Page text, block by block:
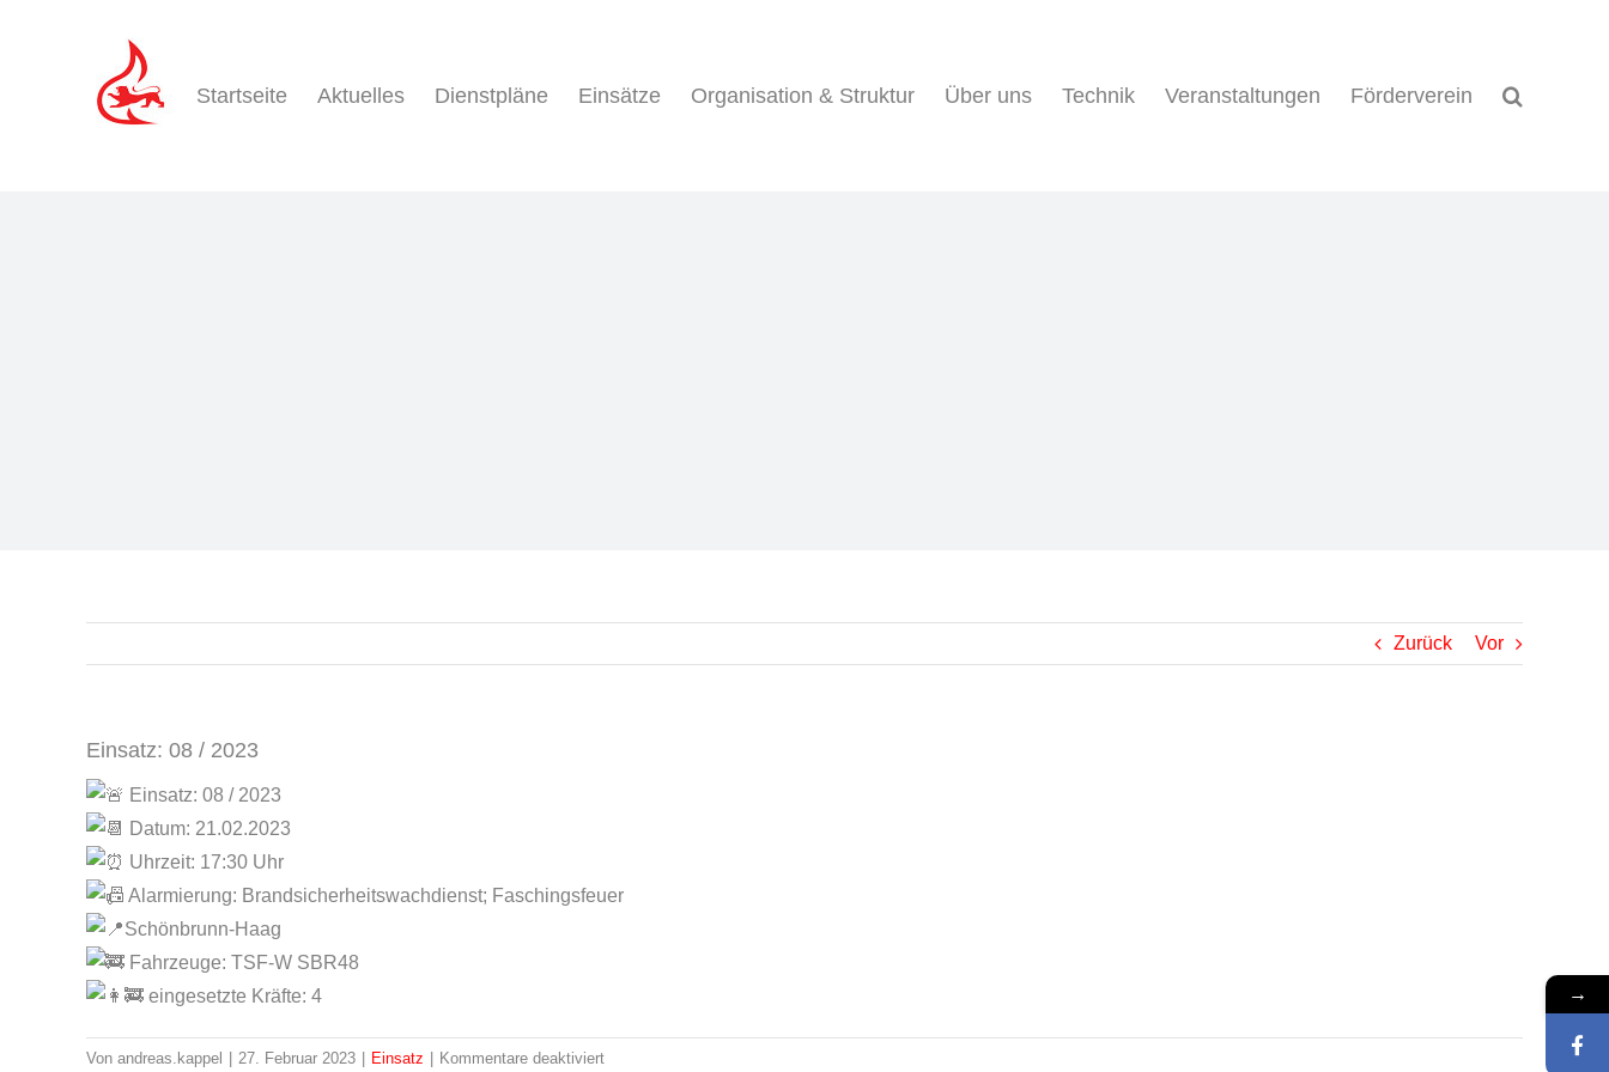
Startseite Aktuelles Dienstpläne Einsätze Organisation & Struktur Über uns Technik Veranstaltungen Förderverein
Zurück Vor
Einsatz: 08 / 2023
Einsatz: 08 / 2023
Datum: 21.02.2023
Uhrzeit: 17:30 Uhr
Alarmierung: Brandsicherheitswachdienst; Faschingsfeuer
Schönbrunn-Haag
Fahrzeuge: TSF-W SBR48
eingesetzte Kräfte: 4
Von andreas.kappel 27. Februar 2023 Einsatz Kommentare deaktiviertfür
→